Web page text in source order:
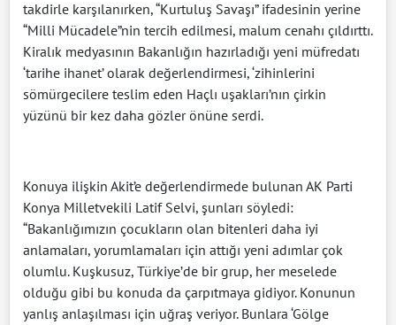
takdirle karşılanırken, “Kurtuluş Savaşı” ifadesinin yerine
“Milli Mücadele”nin tercih edilmesi, malum cenahı çıldırttı.
Kiralık medyasının Bakanlığın hazırladığı yeni müfredatı
‘tarihe ihanet’ olarak değerlendirmesi, ‘zihinlerini
sömürgecilere teslim eden Haçlı uşakları’nın çirkin
yüzünü bir kez daha gözler önüne serdi.
Konuya ilişkin Akit’e değerlendirmede bulunan AK Parti
Konya Milletvekili Latif Selvi, şunları söyledi:
“Bakanlığımızın çocukların olan bitenleri daha iyi
anlamaları, yorumlamaları için attığı yeni adımlar çok
olumlu. Kuşkusuz, Türkiye’de bir grup, her meselede
olduğu gibi bu konuda da çarpıtmaya gidiyor. Konunun
yanlış anlaşılması için uğraş veriyor. Bunlara ‘Gölge